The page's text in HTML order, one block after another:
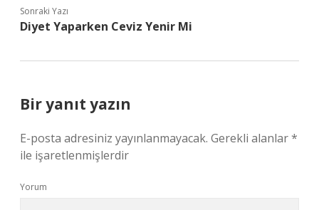
Sonraki Yazı
Diyet Yaparken Ceviz Yenir Mi
Bir yanıt yazın
E-posta adresiniz yayınlanmayacak. Gerekli alanlar*
ile işaretlenmişlerdir
Yorum